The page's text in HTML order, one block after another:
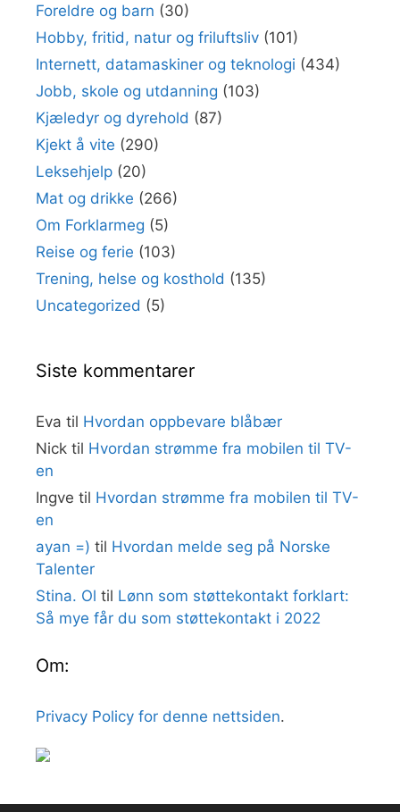
Foreldre og barn (30)
Hobby, fritid, natur og friluftsliv (101)
Internett, datamaskiner og teknologi (434)
Jobb, skole og utdanning (103)
Kjæledyr og dyrehold (87)
Kjekt å vite (290)
Leksehjelp (20)
Mat og drikke (266)
Om Forklarmeg (5)
Reise og ferie (103)
Trening, helse og kosthold (135)
Uncategorized (5)
Siste kommentarer
Eva til Hvordan oppbevare blåbær
Nick til Hvordan strømme fra mobilen til TV-
en
Ingve til Hvordan strømme fra mobilen til TV-
en
ayan =) til Hvordan melde seg på Norske
Talenter
Stina. Ol til Lønn som støttekontakt forklart:
Så mye får du som støttekontakt i 2022
Om:
Privacy Policy for denne nettsiden.